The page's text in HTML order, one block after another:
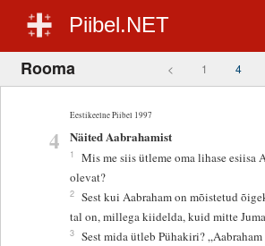
Piibel.NET
Rooma < 1 4
Eestikeelne Piibel 1997
4 Näited Aabrahamist
1
Mis me siis ütleme oma lihase esiisa
olevat?
2 Sest kui Aabraham on mõistetud
tal on, millega kiidelda, kuid mitte
3 Sest mida ütleb Pühakiri?